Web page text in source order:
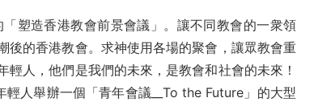
塑造香港教會前景會議」。讓不同教會的一衆領
後的香港教會。求神使用各場的聚會，讓眾教會重
人，他們是我們的未來，是教會和社會的未來！
人舉辦一個「青年會議__To the Future」的大型